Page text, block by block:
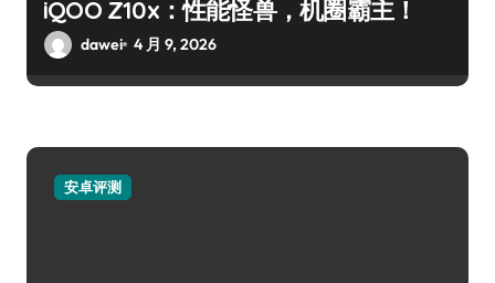
iQOO Z10x：性能怪兽，机圈霸主！
dawei 4 月 9, 2026
安卓评测